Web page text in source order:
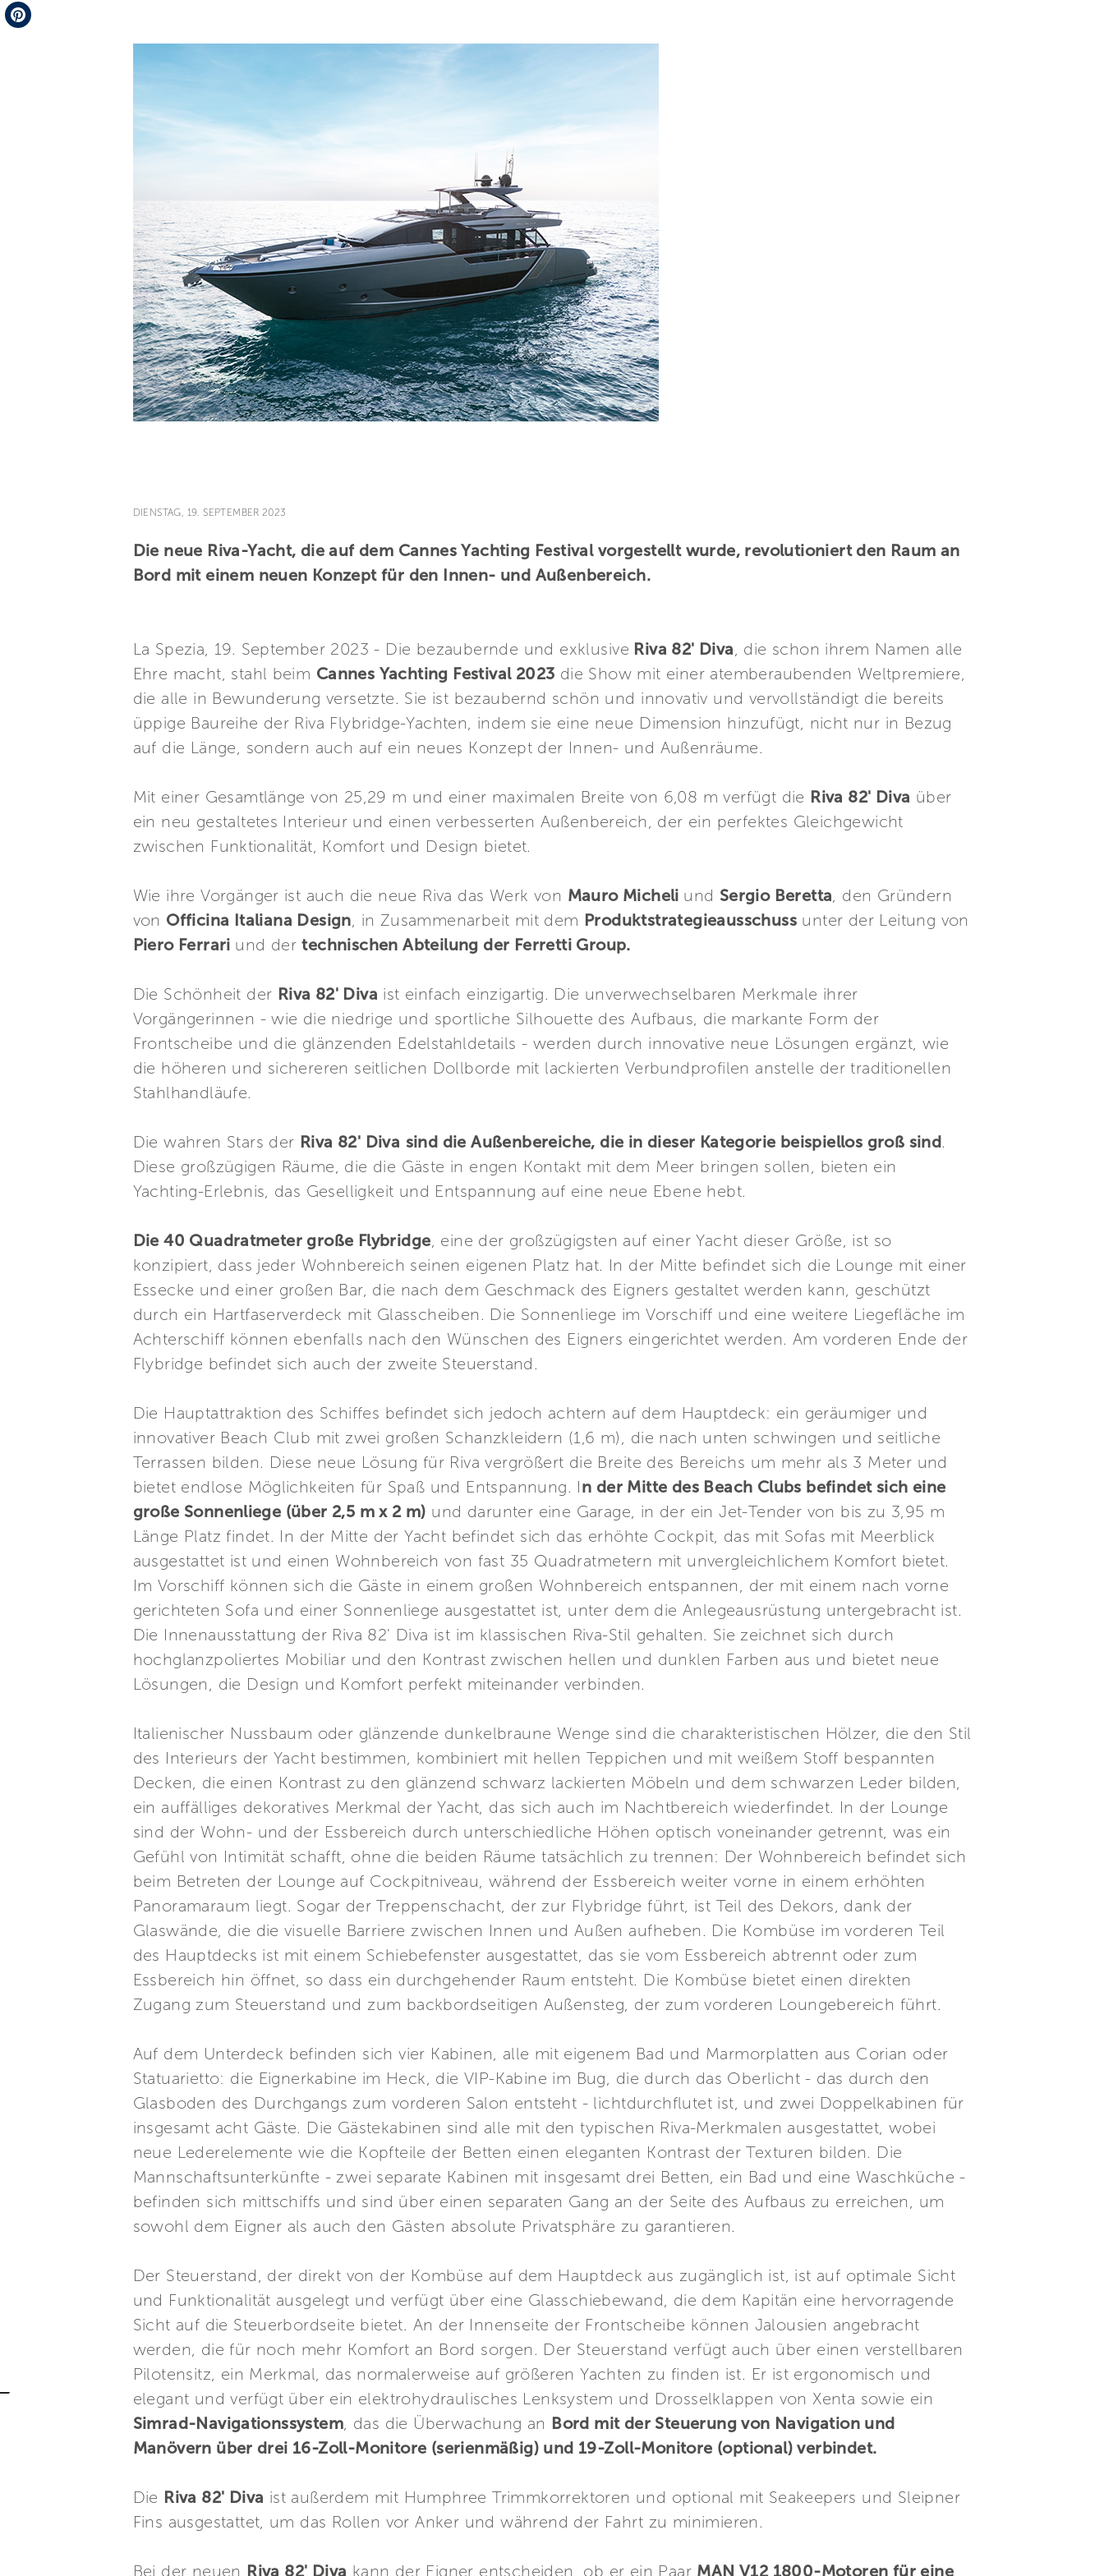
Telegram
DIENSTAG, 19. SEPTEMBER 2023
Die neue Riva-Yacht, die auf dem Cannes Yachting Festival vorgestellt wurde, revolutioniert den Raum an
Bord mit einem neuen Konzept für den Innen- und Außenbereich.
La Spezia, 19. September 2023 - Die bezaubernde und exklusive Riva 82' Diva, die schon ihrem Namen alle
Ehre macht, stahl beim Cannes Yachting Festival 2023 die Show mit einer atemberaubenden Weltpremiere,
die alle in Bewunderung versetzte. Sie ist bezaubernd schön und innovativ und vervollständigt die bereits
üppige Baureihe der Riva Flybridge-Yachten, indem sie eine neue Dimension hinzufügt, nicht nur in Bezug
auf die Länge, sondern auch auf ein neues Konzept der Innen- und Außenräume.
Mit einer Gesamtlänge von 25,29 m und einer maximalen Breite von 6,08 m verfügt die Riva 82' Diva über
ein neu gestaltetes Interieur und einen verbesserten Außenbereich, der ein perfektes Gleichgewicht
zwischen Funktionalität, Komfort und Design bietet.
Wie ihre Vorgänger ist auch die neue Riva das Werk von Mauro Micheli und Sergio Beretta, den Gründern
von Officina Italiana Design, in Zusammenarbeit mit dem Produktstrategieausschussunter der Leitung von
Piero Ferrari und dertechnischen Abteilung der Ferretti Group.
Die Schönheit der Riva 82' Diva ist einfach einzigartig. Die unverwechselbaren Merkmale ihrer
Vorgängerinnen - wie die niedrige und sportliche Silhouette des Aufbaus, die markante Form der
Frontscheibe und die glänzenden Edelstahldetails - werden durch innovative neue Lösungen ergänzt, wie
die höheren und sichereren seitlichen Dollborde mit lackierten Verbundprofilen anstelle der traditionellen
Stahlhandläufe.
Die wahren Stars der Riva 82' Diva sind die Außenbereiche, die in dieser Kategorie beispiellos groß sind.
Diese großzügigen Räume, die die Gäste in engen Kontakt mit dem Meer bringen sollen, bieten ein
Yachting-Erlebnis, das Geselligkeit und Entspannung auf eine neue Ebene hebt.
Die 40 Quadratmeter große Flybridge, eine der großzügigsten auf einer Yacht dieser Größe, ist so
konzipiert, dass jeder Wohnbereich seinen eigenen Platz hat. In der Mitte befindet sich die Lounge mit einer
Essecke und einer großen Bar, die nach dem Geschmack des Eigners gestaltet werden kann, geschützt
durch ein Hartfaserverdeck mit Glasscheiben. Die Sonnenliege im Vorschiff und eine weitere Liegefläche im
Achterschiff können ebenfalls nach den Wünschen des Eigners eingerichtet werden. Am vorderen Ende der
Flybridge befindet sich auch der zweite Steuerstand.
Die Hauptattraktion des Schiffes befindet sich jedoch achtern auf dem Hauptdeck: ein geräumiger und
innovativer Beach Club mit zwei großen Schanzkleidern (1,6 m), die nach unten schwingen und seitliche
Terrassen bilden. Diese neue Lösung für Riva vergrößert die Breite des Bereichs um mehr als 3 Meter und
bietet endlose Möglichkeiten für Spaß und Entspannung. In der Mitte des Beach Clubs befindet sich eine
große Sonnenliege (über 2,5 m x 2 m) und darunter eine Garage, in der ein Jet-Tender von bis zu 3,95 m
Länge Platz findet. In der Mitte der Yacht befindet sich das erhöhte Cockpit, das mit Sofas mit Meerblick
ausgestattet ist und einen Wohnbereich von fast 35 Quadratmetern mit unvergleichlichem Komfort bietet.
Im Vorschiff können sich die Gäste in einem großen Wohnbereich entspannen, der mit einem nach vorne
gerichteten Sofa und einer Sonnenliege ausgestattet ist, unter dem die Anlegeausrüstung untergebracht ist.
Die Innenausstattung der Riva 82' Diva ist im klassischen Riva-Stil gehalten. Sie zeichnet sich durch
hochglanzpoliertes Mobiliar und den Kontrast zwischen hellen und dunklen Farben aus und bietet neue
Lösungen, die Design und Komfort perfekt miteinander verbinden.
Italienischer Nussbaum oder glänzende dunkelbraune Wenge sind die charakteristischen Hölzer, die den Stil
des Interieurs der Yacht bestimmen, kombiniert mit hellen Teppichen und mit weißem Stoff bespannten
Decken, die einen Kontrast zu den glänzend schwarz lackierten Möbeln und dem schwarzen Leder bilden,
ein auffälliges dekoratives Merkmal der Yacht, das sich auch im Nachtbereich wiederfindet. In der Lounge
sind der Wohn- und der Essbereich durch unterschiedliche Höhen optisch voneinander getrennt, was ein
Gefühl von Intimität schafft, ohne die beiden Räume tatsächlich zu trennen: Der Wohnbereich befindet sich
beim Betreten der Lounge auf Cockpitniveau, während der Essbereich weiter vorne in einem erhöhten
Panoramaraum liegt. Sogar der Treppenschacht, der zur Flybridge führt, ist Teil des Dekors, dank der
Glaswände, die die visuelle Barriere zwischen Innen und Außen aufheben. Die Kombüse im vorderen Teil
des Hauptdecks ist mit einem Schiebefenster ausgestattet, das sie vom Essbereich abtrennt oder zum
Essbereich hin öffnet, so dass ein durchgehender Raum entsteht. Die Kombüse bietet einen direkten
Zugang zum Steuerstand und zum backbordseitigen Außensteg, der zum vorderen Loungebereich führt.
Auf dem Unterdeck befinden sich vier Kabinen, alle mit eigenem Bad und Marmorplatten aus Corian oder
Statuarietto: die Eignerkabine im Heck, die VIP-Kabine im Bug, die durch das Oberlicht - das durch den
Glasboden des Durchgangs zum vorderen Salon entsteht - lichtdurchflutet ist, und zwei Doppelkabinen für
insgesamt acht Gäste. Die Gästekabinen sind alle mit den typischen Riva-Merkmalen ausgestattet, wobei
neue Lederelemente wie die Kopfteile der Betten einen eleganten Kontrast der Texturen bilden. Die
Mannschaftsunterkünfte - zwei separate Kabinen mit insgesamt drei Betten, ein Bad und eine Waschküche -
befinden sich mittschiffs und sind über einen separaten Gang an der Seite des Aufbaus zu erreichen, um
sowohl dem Eigner als auch den Gästen absolute Privatsphäre zu garantieren.
Der Steuerstand, der direkt von der Kombüse auf dem Hauptdeck aus zugänglich ist, ist auf optimale Sicht
und Funktionalität ausgelegt und verfügt über eine Glasschiebewand, die dem Kapitän eine hervorragende
Sicht auf die Steuerbordseite bietet. An der Innenseite der Frontscheibe können Jalousien angebracht
werden, die für noch mehr Komfort an Bord sorgen. Der Steuerstand verfügt auch über einen verstellbaren
Pilotensitz, ein Merkmal, das normalerweise auf größeren Yachten zu finden ist. Er ist ergonomisch und
elegant und verfügt über ein elektrohydraulisches Lenksystem und Drosselklappen von Xenta sowie ein
Simrad-Navigationssystem, das die Überwachung an Bord mit der Steuerung von Navigation und
Manövern über drei 16-Zoll-Monitore (serienmäßig) und 19-Zoll-Monitore (optional) verbindet.
Die Riva 82' Diva ist außerdem mit Humphree Trimmkorrektoren und optional mit Seakeepers und Sleipner
Fins ausgestattet, um das Rollen vor Anker und während der Fahrt zu minimieren.
Bei der neuen Riva 82' Diva kann der Eigner entscheiden, ob er ein Paar MAN V12 1800-Motoren für eine